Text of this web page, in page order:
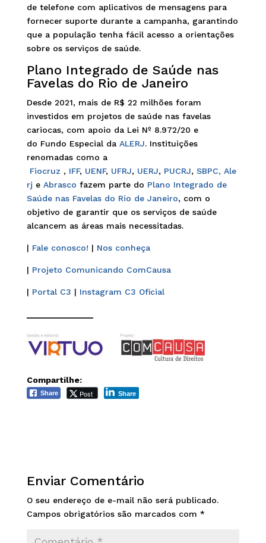
de telefone com aplicativos de mensagens para
fornecer suporte durante a campanha, garantindo
que a população tenha fácil acesso a orientações
sobre os serviços de saúde.
Plano Integrado de Saúde nas
Favelas do Rio de Janeiro
Desde 2021, mais de R$ 22 milhões foram
investidos em projetos de saúde nas favelas
cariocas, com apoio da Lei Nº 8.972/20 e
do Fundo Especial da ALERJ. Instituições
renomadas como a
Fiocruz , IFF, UENF, UFRJ, UERJ, PUCRJ, SBPC, Ale
rj e Abrasco fazem parte do Plano Integrado de
Saúde nas Favelas do Rio de Janeiro, com o
objetivo de garantir que os serviços de saúde
alcancem as áreas mais necessitadas.
| Fale conosco! | Nos conheça
| Projeto Comunicando ComCausa
| Portal C3 | Instagram C3 Oficial
Compartilhe:
Share Post Share
Enviar Comentário
O seu endereço de e-mail não será publicado.
Campos obrigatórios são marcados com *